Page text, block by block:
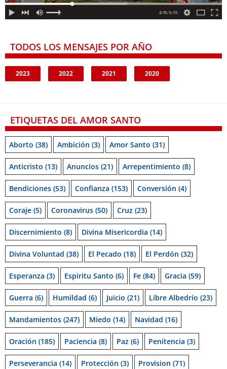
TODOS LOS MENSAJES POR AÑO
2023 2022 2021 2020
ETIQUETAS DEL AMOR SANTO
Aborto (38) Ambición (3) Amor Santo (31)
Anticristo (13) Anuncios (21) Arrepentimiento (8)
Bendiciones (53) Confianza (153) Conversión (4)
Coraje (5) Coronavirus (50) Cruz (23)
Discernimiento (8) Divina Misericordia (14)
Divina Voluntad (38) El Pecado (18) El Perdón (32)
Esperanza (3) Espiritu Santo (6) Fe (84) Gracia (59)
Guerra (6) Humildad (6) Juicio (21) Libre Albedrío (23)
Mandamientos (247) Miedo (14) Navidad (16)
Oración (185) Paciencia (8) Paz (6) Penitencia (3)
Perseverancia (14) Protección (3) Provision (71)